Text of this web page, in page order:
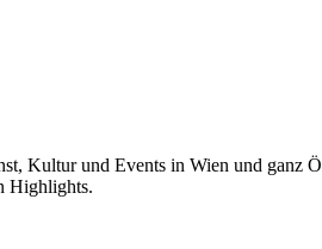
Entwicklung, die so intensiv auf
Kultur und Events in Wien und ganz
Highlights.